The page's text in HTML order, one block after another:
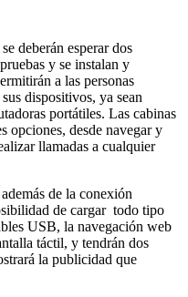
deberán esperar dos
y se instalan y
a las personas
dispositivos, ya sean
portátiles. Las cabinas
opciones, desde navegar y
llamadas a cualquier
de la conexión
de cargar todo tipo
USB, la navegación web
táctil, y tendrán dos
la publicidad que